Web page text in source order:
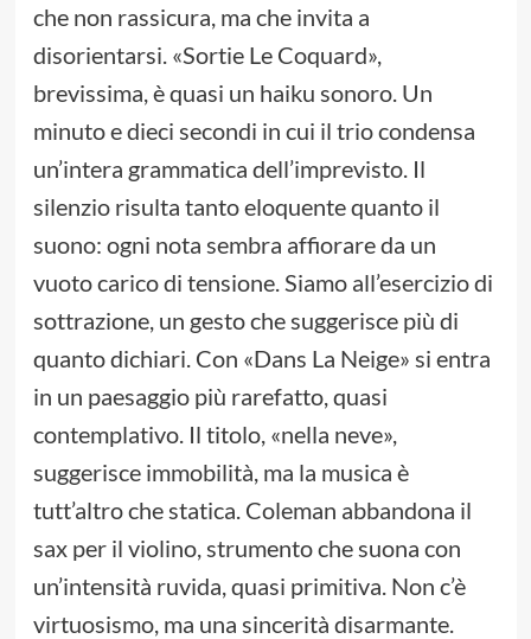
che non rassicura, ma che invita a
disorientarsi. «Sortie Le Coquard»,
brevissima, è quasi un haiku sonoro. Un
minuto e dieci secondi in cui il trio condensa
un’intera grammatica dell’imprevisto. Il
silenzio risulta tanto eloquente quanto il
suono: ogni nota sembra affiorare da un
vuoto carico di tensione. Siamo all’esercizio di
sottrazione, un gesto che suggerisce più di
quanto dichiari. Con «Dans La Neige» si entra
in un paesaggio più rarefatto, quasi
contemplativo. Il titolo, «nella neve»,
suggerisce immobilità, ma la musica è
tutt’altro che statica. Coleman abbandona il
sax per il violino, strumento che suona con
un’intensità ruvida, quasi primitiva. Non c’è
virtuosismo, ma una sincerità disarmante.